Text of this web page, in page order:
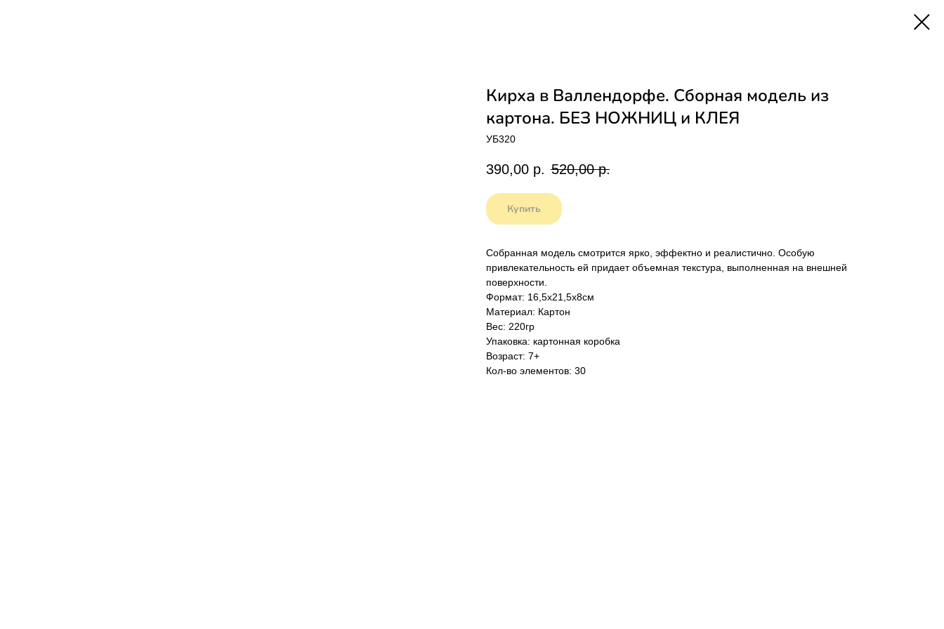
Кирха в Валлендорфе. Сборная модель из
картона. БЕЗ НОЖНИЦ и КЛЕЯ
УБ320
390,00 р. 520,00 р.
Купить
Cобранная модель смотрится ярко, эффектно и реалистично. Особую
привлекательность ей придает объемная текстура, выполненная на внешней
поверхности.
Формат: 16,5х21,5х8см
Материал: Картон
Вес: 220гр
Упаковка: картонная коробка
Возраст: 7+
Кол-во элементов: 30